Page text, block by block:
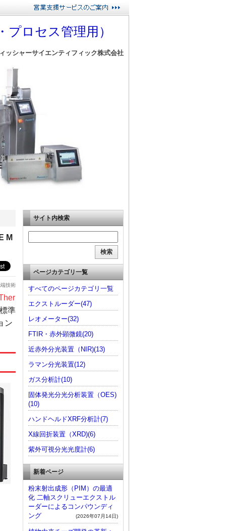
プロセス管理用）
ッシャーサイエンティフィック株式会社
M
技術
準
ン
サイト内検索
ページカテゴリ一覧
すべてのページカテゴリ一覧
エクストルーダー(47)
レオメーター(32)
FTIR・赤外顕微鏡(20)
近赤外分光装置（NIR)(13)
ラマン分光装置(12)
ガス分析計(10)
固体発光分光分析装置（OES)
(10)
ハンドヘルドXRF分析計(7)
X線回折装置（XRD)(6)
紫外可視分光光度計(6)
新着ページ
粉末射出成形（PIM）の最適
化 二軸スクリューエクストル
ーダーによるコンパウンディ
ング
(2026年07月14日)